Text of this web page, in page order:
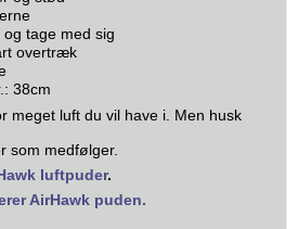
tage med sig
overtræk
38cm
meget luft du vil have i. Men husk
som medfølger.
luftpuder.
AirHawk puden.